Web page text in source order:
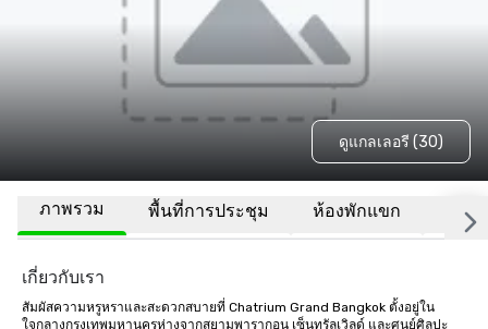
ดูแกลเลอรี (30)
ภาพรวม พื้นที่การประชุม ห้องพักแขก สถา
เกี่ยวกับเรา
สัมผัสความหรูหราและสะดวกสบายที่ Chatrium Grand Bangkok ตั้งอยู่ใน
ใจกลางกรุงเทพมหานครห่างจากสยามพารากอน เซ็นทรัลเวิลด์ และศูนย์ศิลปะ